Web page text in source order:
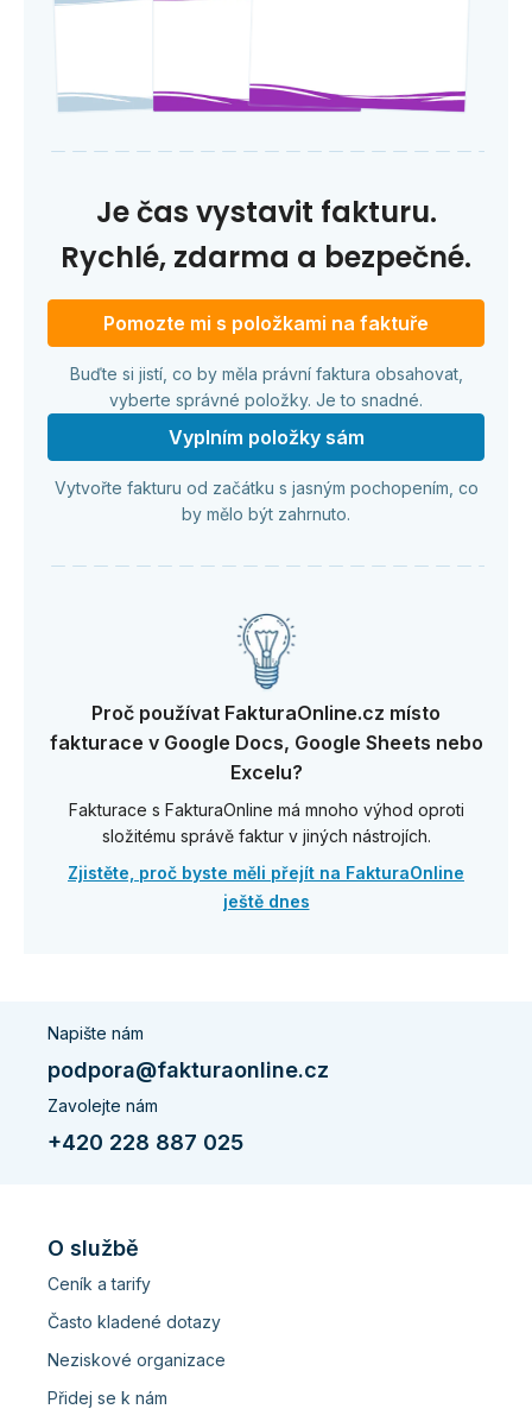
Je čas vystavit fakturu.
Rychlé, zdarma a bezpečné.
Pomozte mi s položkami na faktuře
Buďte si jistí, co by měla právní faktura obsahovat,
vyberte správné položky. Je to snadné.
Vyplním položky sám
Vytvořte fakturu od začátku s jasným pochopením, co
by mělo být zahrnuto.
Proč používat FakturaOnline.cz místo
fakturace v Google Docs, Google Sheets nebo
Excelu?
Fakturace s FakturaOnline má mnoho výhod oproti
složitému správě faktur v jiných nástrojích.
Zjistěte, proč byste měli přejít na FakturaOnline
ještě dnes
Napište nám
podpora@fakturaonline.cz
Zavolejte nám
+420 228 887 025
O službě
Ceník a tarify
Často kladené dotazy
Neziskové organizace
Přidej se k nám